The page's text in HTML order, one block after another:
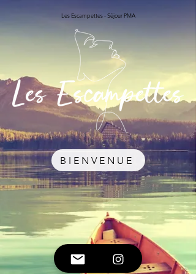
Les Escampettes - Séjour PMA
BIENVENUE